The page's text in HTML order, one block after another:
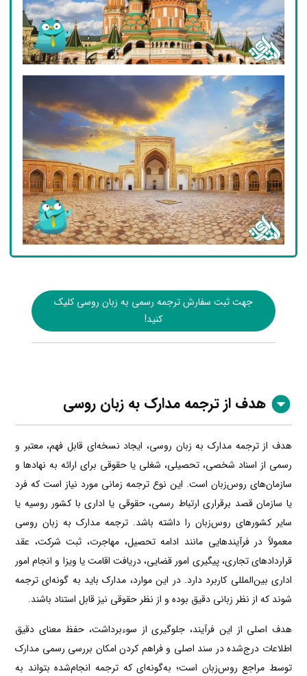
جهت ثبت سفارش ترجمه رسمی به زبان روسی کلیک
کنید!
هدف از ترجمه مدارک به زبان روسی
هدف از ترجمه مدارک به زبان روسی، ایجاد نسخه‌ای قابل فهم، معتبر و
رسمی از اسناد شخصی، تحصیلی، شغلی یا حقوقی برای ارائه به نهادها و
سازمان‌های روس‌زبان است. این نوع ترجمه زمانی مورد نیاز است که فرد
یا سازمان قصد برقراری ارتباط رسمی، حقوقی یا اداری با کشور روسیه یا
سایر کشورهای روس‌زبان را داشته باشد. ترجمه مدارک به زبان روسی
معمولاً در فرآیندهایی مانند ادامه تحصیل، مهاجرت، ثبت شرکت، عقد
قراردادهای تجاری، پیگیری امور قضایی، دریافت اقامت یا ویزا و انجام امور
اداری بین‌المللی کاربرد دارد. در این موارد، مدارک باید به گونه‌ای ترجمه
شوند که از نظر زبانی دقیق بوده و از نظر حقوقی نیز قابل استناد باشند.
هدف اصلی از این فرآیند، جلوگیری از سوءبرداشت، حفظ معنای دقیق
اطلاعات درج‌شده در سند اصلی و فراهم کردن امکان بررسی رسمی مدارک
توسط مراجع روس‌زبان است؛ به‌گونه‌ای که ترجمه انجام‌شده بتواند به